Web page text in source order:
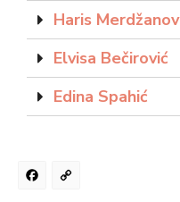
Haris
Elvisa Bečirović
Edina Spahić
Facebook